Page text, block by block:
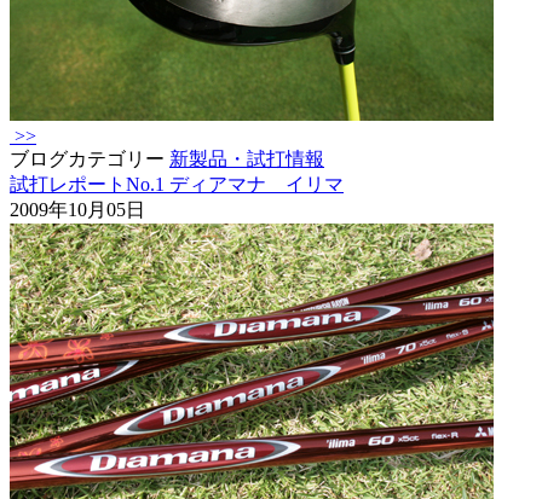
>>
ブログカテゴリー 新製品・試打情報
試打レポートNo.1 ディアマナ イリマ
2009年10月05日